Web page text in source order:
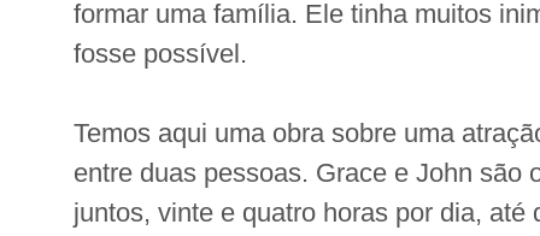
formar uma família. Ele tinha muitos
fosse possível.
Temos aqui uma obra sobre uma
entre duas pessoas. Grace e John são
juntos, vinte e quatro horas por dia, até